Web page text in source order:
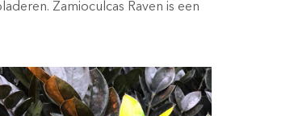
Zamioculcas Raven is een